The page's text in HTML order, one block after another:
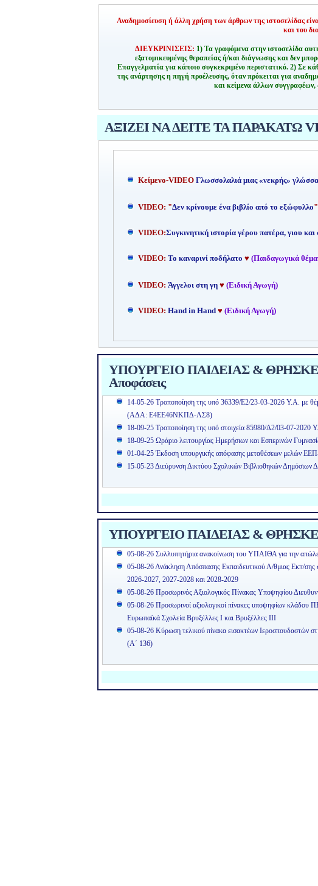
Αναδημοσίευση ή άλλη χρήση των άρθρων της ιστοσελίδας
και του
ΔΙΕΥΚΡΙΝΙΣΕΙΣ: 1) Τα γραφόμενα στην ιστοσελίδα
εξατομικευμένης θεραπείας ή/και διάγνωσης και δεν
Επαγγελματία για κάποιο συγκεκριμένο περιστατικό. 2) Σε
της ανάρτησης η πηγή προέλευσης, όταν πρόκειται για
και κείμενα άλλων συγγραφέων,
ΑΞΙΖΕΙ ΝΑ ΔΕΙΤΕ ΤΑ ΠΑΡΑΚΑΤΩ
Kείμενο-VIDEO Γλωσσολαλιά μιας «νεκρής»
VIDEO: "Δεν κρίνουμε ένα βιβλίο από το εξώφυλλο"
VIDEO:Συγκινητική ιστορία γέρου πατέρα, γιου και
VIDEO: Το καναρινί ποδήλατο ♥ (Παιδαγωγικά
VIDEO: Άγγελοι στη γη ♥ (Ειδική Αγωγή)
VIDEO: Hand in Hand♥ (Ειδική Αγωγή)
ΥΠΟΥΡΓΕΙΟ ΠΑΙΔΕΙΑΣ &
Αποφάσεις
14-05-26 Τροποποίηση της υπό 36339/Ε2/23-03-2026 Υ.Α. με
(ΑΔΑ: Ε4ΕΕ46ΝΚΠΔ-ΛΣ8)
18-09-25 Τροποποίηση της υπό στοιχεία 85980/Δ2/03-07-2020
18-09-25 Ωράριο λειτουργίας Ημερήσιων και Εσπερινών
01-04-25 Έκδοση υπουργικής απόφασης μεταθέσεων μελών
15-05-23 Διεύρυνση Δικτύου Σχολικών Βιβλιοθηκών Δημόσιων
ΥΠΟΥΡΓΕΙΟ ΠΑΙΔΕΙΑΣ &
05-08-26 Συλλυπητήρια ανακοίνωση του ΥΠΑΙΘΑ για την
05-08-26 Ανάκληση Απόσπασης Εκπαιδευτικού Α/θμιας Εκπ/σης
2026-2027, 2027-2028 και 2028-2029
05-08-26 Προσωρινός Αξιολογικός Πίνακας Υποψηφίου
05-08-26 Προσωρινοί αξιολογικοί πίνακες υποψηφίων κλάδου
Ευρωπαϊκά Σχολεία Βρυξέλλες Ι και Βρυξέλλες ΙΙΙ
05-08-26 Κύρωση τελικού πίνακα εισακτέων
(Α΄ 136)